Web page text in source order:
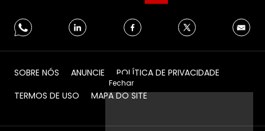
Fechar
SOBRE NÓS ANUNCIE
POLÍTICA DE PRIVACIDADE
TERMOS DE USO
MAPA DO SITE